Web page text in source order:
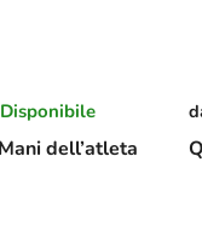
dell’atleta
Disponibile